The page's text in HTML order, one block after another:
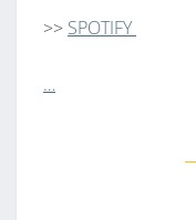
>> SPOTIFY
…